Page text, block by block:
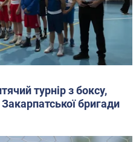
турнір з боксу,
бригади